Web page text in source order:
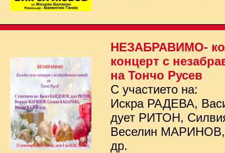
НЕЗАБРАВИМО-
концерт с
на Тончо Русев
С участието на:
Искра РАДЕВА,
дует РИТОН,
Веселин
др.